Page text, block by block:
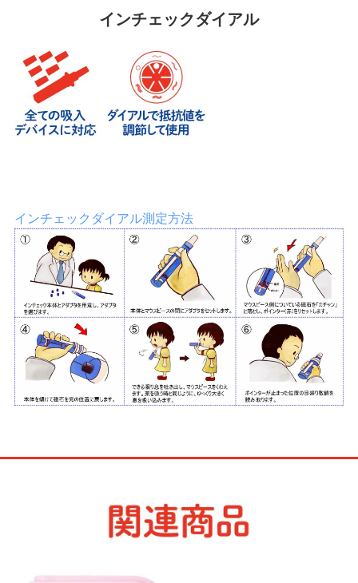
インチェックダイアル
インチェックダイアル測定方法